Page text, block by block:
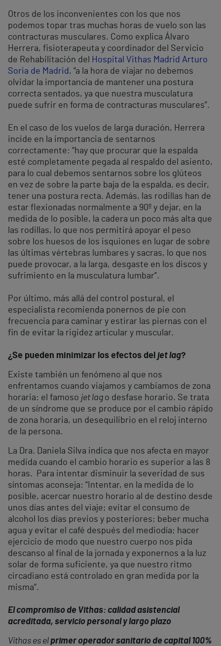
Otros de los inconvenientes con los que nos
podemos topar tras muchas horas de vuelo son las
contracturas musculares. Como explica Álvaro
Herrera, fisioterapeuta y coordinador del Servicio
de Rehabilitación del
Hospital Vithas Madrid Arturo
Soria de Madrid , “a la hora de viajar no debemos
olvidar la importancia de mantener una postura
correcta sentados, ya que nuestra musculatura
puede sufrir en forma de contracturas musculares”.
En el caso de los vuelos de larga duración, Herrera
incide en la importancia de sentarnos
correctamente: “hay que procurar que la espalda
esté completamente pegada al respaldo del asiento,
para lo cual debemos sentarnos sobre los glúteos
en vez de sobre la parte baja de la espalda, es decir,
tener una postura recta. Además, las rodillas han de
estar flexionadas normalmente a 90º y dejar, en la
medida de lo posible, la cadera un poco más alta que
las rodillas, lo que nos permitirá apoyar el peso
sobre los huesos de los isquiones en lugar de sobre
las últimas vértebras lumbares y sacras, lo que nos
puede provocar, a la larga, desgaste en los discos y
sufrimiento en la musculatura lumbar”.
Por último, más allá del control postural, el
especialista recomienda ponernos de pie con
frecuencia para caminar y estirar las piernas con el
fin de evitar la rigidez articular y muscular.
¿Se pueden minimizar los efectos del jet lag?
Existe también un fenómeno al que nos
enfrentamos cuando viajamos y cambiamos de zona
horaria: el famoso jet lag o desfase horario. Se trata
de un síndrome que se produce por el cambio rápido
de zona horaria, un desequilibrio en el reloj interno
de la persona.
La Dra. Daniela Silva indica que nos afecta en mayor
medida cuando el cambio horario es superior a las 8
horas. Para intentar disminuir la severidad de sus
síntomas aconseja: “Intentar, en la medida de lo
posible, acercar nuestro horario al de destino desde
unos días antes del viaje; evitar el consumo de
alcohol los días previos y posteriores; beber mucha
agua y evitar el café después del mediodía; hacer
ejercicio de modo que nuestro cuerpo nos pida
descanso al final de la jornada y exponernos a la luz
solar de forma suficiente, ya que nuestro ritmo
circadiano está controlado en gran medida por la
misma”.
El compromiso de Vithas: calidad asistencial
acreditada, servicio personal y largo plazo
Vithas es elprimer operador sanitario de capital 100%